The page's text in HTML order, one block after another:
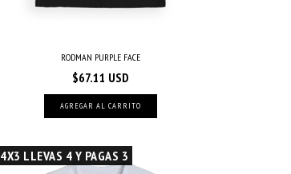
RODMAN PURPLE FACE
$67.11 USD
AGREGAR AL CARRITO
4X3 LLEVAS 4 Y PAGAS 3